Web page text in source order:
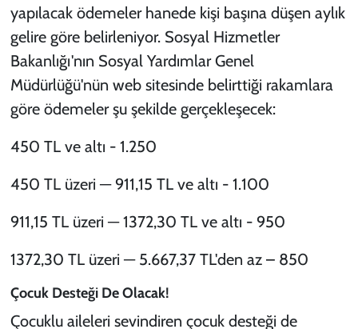
yapılacak ödemeler hanede kişi başına düşen aylık
gelire göre belirleniyor. Sosyal Hizmetler
Bakanlığı'nın Sosyal Yardımlar Genel
Müdürlüğü'nün web sitesinde belirttiği rakamlara
göre ödemeler şu şekilde gerçekleşecek:
450 TL ve altı - 1.250
450 TL üzeri ─ 911,15 TL ve altı - 1.100
911,15 TL üzeri ─ 1372,30 TL ve altı - 950
1372,30 TL üzeri ─ 5.667,37 TL'den az – 850
Çocuk Desteği De Olacak!
Çocuklu aileleri sevindiren çocuk desteği de